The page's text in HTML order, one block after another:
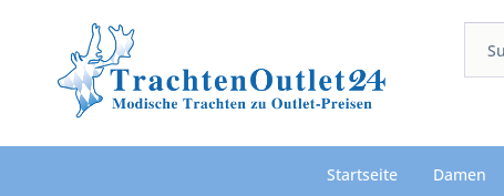
Startseite Damen